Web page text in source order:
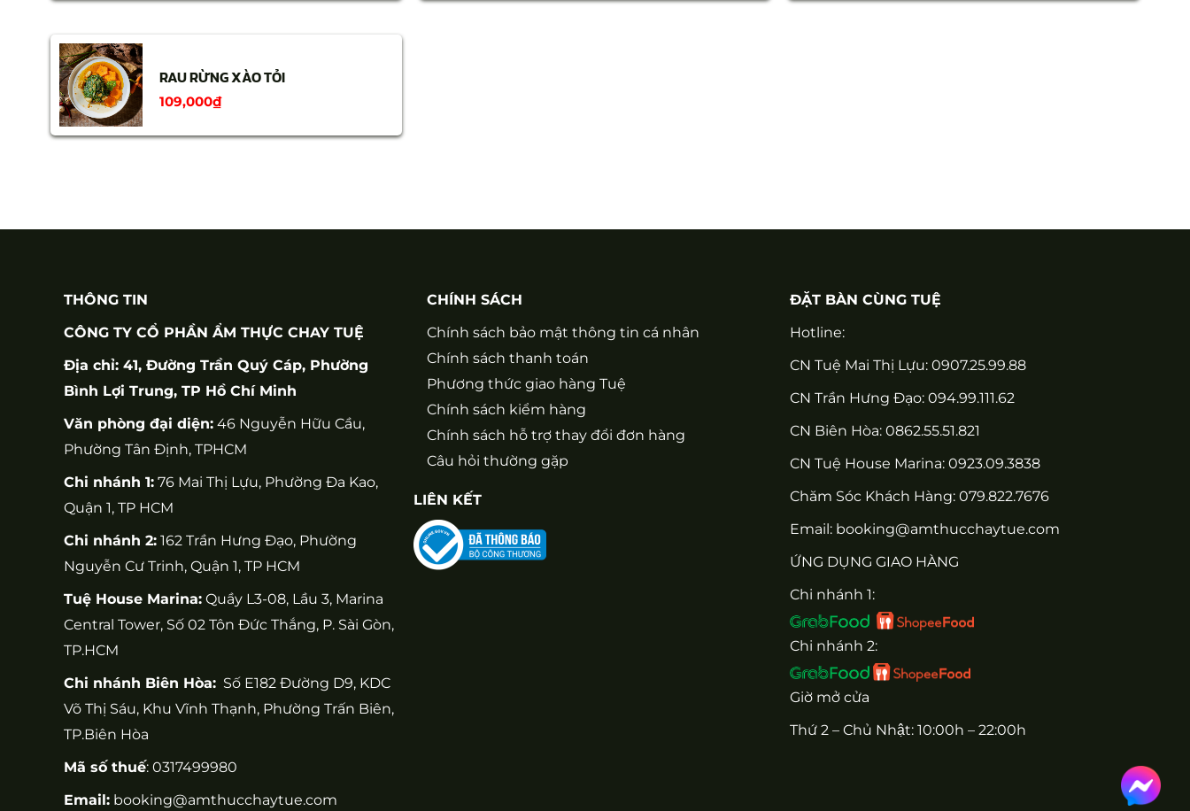
RAU RỪNG XÀO TỎI
109,000₫
THÔNG TIN
CÔNG TY CỔ PHẦN ẨM THỰC CHAY TUỆ
Địa chỉ: 41, Đường Trần Quý Cáp, Phường
Bình Lợi Trung, TP Hồ Chí Minh
Văn phòng đại diện: 46 Nguyễn Hữu Cầu,
Phường Tân Định, TPHCM
Chi nhánh 1: 76 Mai Thị Lựu, Phường Đa Kao,
Quận 1, TP HCM
Chi nhánh 2: 162 Trần Hưng Đạo, Phường
Nguyễn Cư Trinh, Quận 1, TP HCM
Tuệ House Marina: Quầy L3-08, Lầu 3, Marina
Central Tower, Số 02 Tôn Đức Thắng, P. Sài Gòn,
TP.HCM
Chi nhánh Biên Hòa: Số E182 Đường D9, KDC
Võ Thị Sáu, Khu Vĩnh Thạnh, Phường Trấn Biên,
TP.Biên Hòa
Mã số thuế: 0317499980
Email: booking@amthucchaytue.com
CHÍNH SÁCH
Chính sách bảo mật thông tin cá nhân
Chính sách thanh toán
Phương thức giao hàng Tuệ
Chính sách kiểm hàng
Chính sách hỗ trợ thay đổi đơn hàng
Câu hỏi thường gặp
LIÊN KẾT
ĐẶT BÀN CÙNG TUỆ
Hotline:
CN Tuệ Mai Thị Lựu: 0907.25.99.88
CN Trần Hưng Đạo: 094.99.111.62
CN Biên Hòa: 0862.55.51.821
CN Tuệ House Marina: 0923.09.3838
Chăm Sóc Khách Hàng: 079.822.7676
Email: booking@amthucchaytue.com
ỨNG DỤNG GIAO HÀNG
Chi nhánh 1:
Chi nhánh 2:
Giờ mở cửa
Thứ 2 – Chủ Nhật: 10:00h – 22:00h